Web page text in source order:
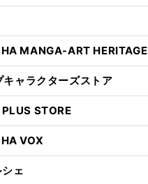
MANGA-ART HERITAGE
キャラクターズストア
STORE
VOX
ェ